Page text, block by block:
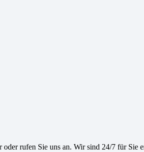
rufen Sie uns an. Wir sind 24/7 für Sie